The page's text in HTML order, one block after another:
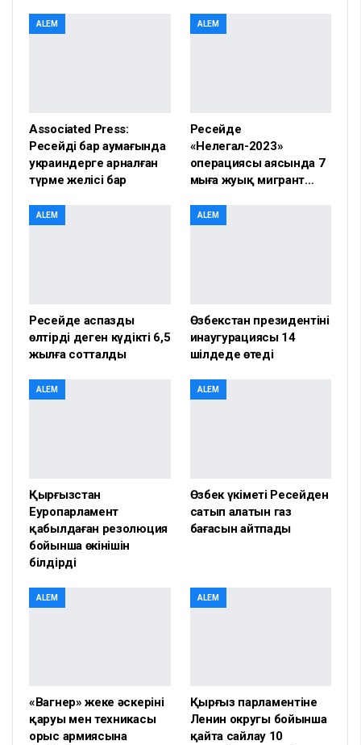
ALEM
Associated Press:
Ресейдің бар аумағында
украиндерге арналған
түрме желісі бар
ALEM
Ресейде
«Нелегал-2023»
операциясы аясында 7
мыңға жуық мигрант…
ALEM
Ресейде аспазды
өлтірді деген күдікті 6,5
жылға сотталды
ALEM
Өзбекстан президентінің
инаугурациясы 14
шілдеде өтеді
ALEM
Қырғызстан
Еуропарламент
қабылдаған резолюция
бойынша өкінішін
білдірді
ALEM
Өзбек үкіметі Ресейден
сатып алатын газ
бағасын айтпады
ALEM
«Вагнер» жеке әскерінің
қаруы мен техникасы
орыс армиясына
ALEM
Қырғыз парламентіне
Ленин округы бойынша
қайта сайлау 10